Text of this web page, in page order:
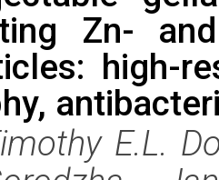
Zn-
high-
E.L.